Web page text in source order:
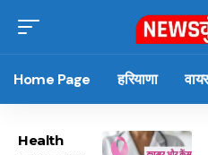
Home Page हरियाणा
Health